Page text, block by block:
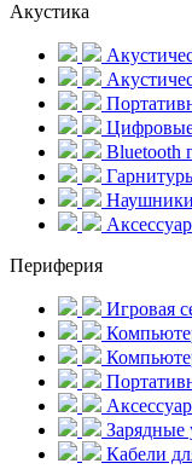
Акустика
Bluetooth
Периферия
Игровая
Зарядные
Кабели